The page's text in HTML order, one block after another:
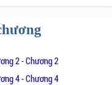
2 - Chương 2
4 - Chương 4